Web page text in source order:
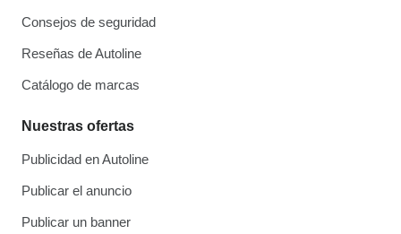
Consejos de seguridad
Reseñas de Autoline
Catálogo de marcas
Nuestras ofertas
Publicidad en Autoline
Publicar el anuncio
Publicar un banner